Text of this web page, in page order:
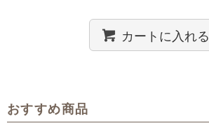
カートに入れる
おすすめ商品